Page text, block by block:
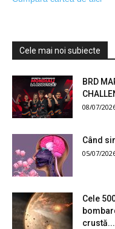
Cele mai noi subiecte
BRD
08/07/
Când
05/07/
Cele
crustă...